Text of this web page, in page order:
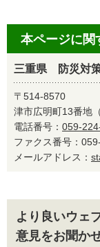
本ページに関
三重県 防災対
〒514-8570
津市広明町13番地
電話番号： 059-
ファクス番号：
メールアドレス：
より良いウェ
意見をお聞か